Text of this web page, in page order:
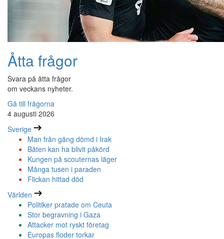
Åtta frågor
Svara på åtta frågor
om veckans nyheter.
Gå till frågorna
4 augusti 2026
Sverige
Man från gäng dömd i Irak
Båten kan ha blivit påkörd
Kungen på scouternas läger
Många tusen i paraden
Flickan hittad död
Världen
Politiker pratade om Ceuta
Stor begravning i Gaza
Attacker mot ryskt företag
Europas floder torkar